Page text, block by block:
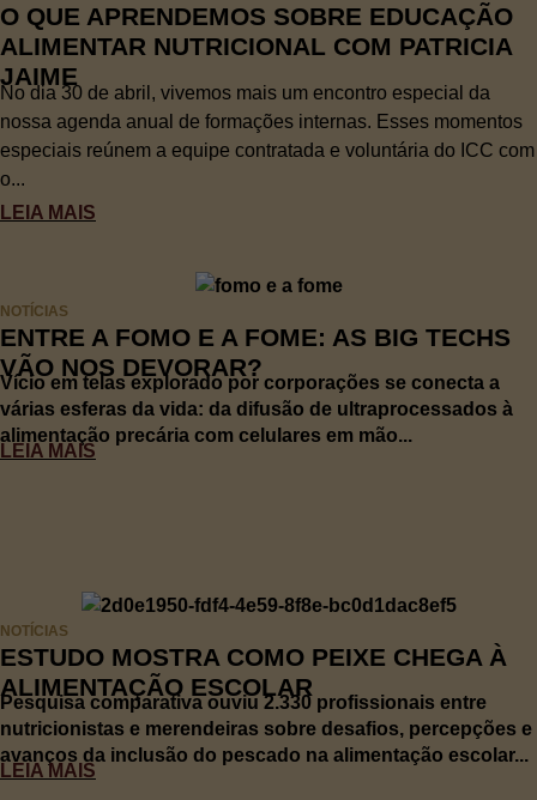
O QUE APRENDEMOS SOBRE EDUCAÇÃO
ALIMENTAR NUTRICIONAL COM PATRICIA
JAIME
No dia 30 de abril, vivemos mais um encontro especial da
nossa agenda anual de formações internas. Esses momentos
especiais reúnem a equipe contratada e voluntária do ICC com
o...
LEIA MAIS
NOTÍCIAS
ENTRE A FOMO E A FOME: AS BIG TECHS
VÃO NOS DEVORAR?
Vício em telas explorado por corporações se conecta a
várias esferas da vida: da difusão de ultraprocessados à
alimentação precária com celulares em mão...
LEIA MAIS
NOTÍCIAS
ESTUDO MOSTRA COMO PEIXE CHEGA À
ALIMENTAÇÃO ESCOLAR
Pesquisa comparativa ouviu 2.330 profissionais entre
nutricionistas e merendeiras sobre desafios, percepções e
avanços da inclusão do pescado na alimentação escolar...
LEIA MAIS